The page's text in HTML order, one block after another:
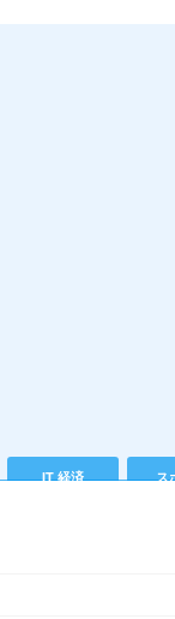
IT 経済 ス